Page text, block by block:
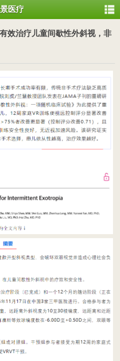
医疗
效治疗儿童间歇性外斜视，非